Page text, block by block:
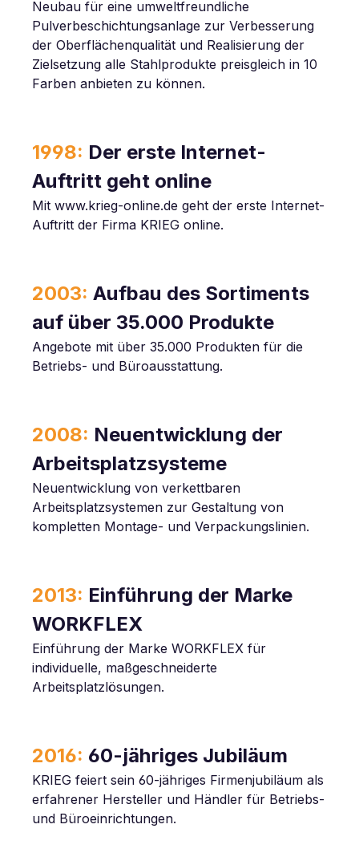
Neubau für eine umweltfreundliche
Pulverbeschichtungsanlage zur Verbesserung
der Oberflächenqualität und Realisierung der
Zielsetzung alle Stahlprodukte preisgleich in 10
Farben anbieten zu können.
1998: Der erste Internet-
Auftritt geht online
Mit www.krieg-online.de geht der erste Internet-
Auftritt der Firma KRIEG online.
2003: Aufbau des Sortiments
auf über 35.000 Produkte
Angebote mit über 35.000 Produkten für die
Betriebs- und Büroausstattung.
2008: Neuentwicklung der
Arbeitsplatzsysteme
Neuentwicklung von verkettbaren
Arbeitsplatzsystemen zur Gestaltung von
kompletten Montage- und Verpackungslinien.
2013: Einführung der Marke
WORKFLEX
Einführung der Marke WORKFLEX für
individuelle, maßgeschneiderte
Arbeitsplatzlösungen.
2016: 60-jähriges Jubiläum
KRIEG feiert sein 60-jähriges Firmenjubiläum als
erfahrener Hersteller und Händler für Betriebs-
und Büroeinrichtungen.